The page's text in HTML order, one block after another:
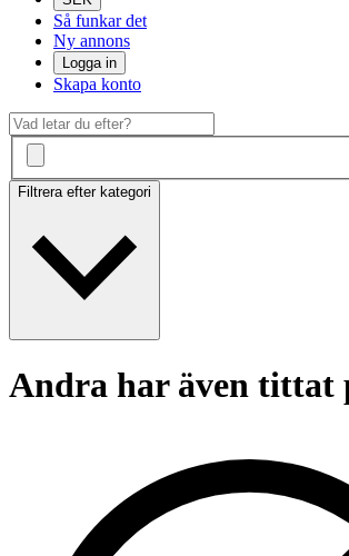
Så funkar det
Ny annons
Logga in
Skapa konto
Filtrera efter kategori
Andra har även tittat